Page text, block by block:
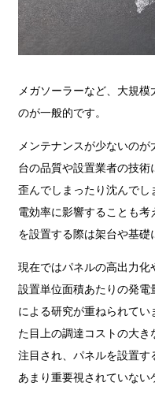
メガソーラーなど、大規
のが一般的です。
メンテナンスが少ないの
台の品質や設置業者の技
歪んでしまったり沈んでし
電効率に影響することも
を設置する際は架台や基礎
現在ではパネルの高出力
設置単位面積あたりの発電
による研究が重ねられて
た目上の調達コストの大
注目され、パネルを設置す
あまり重要視されていない